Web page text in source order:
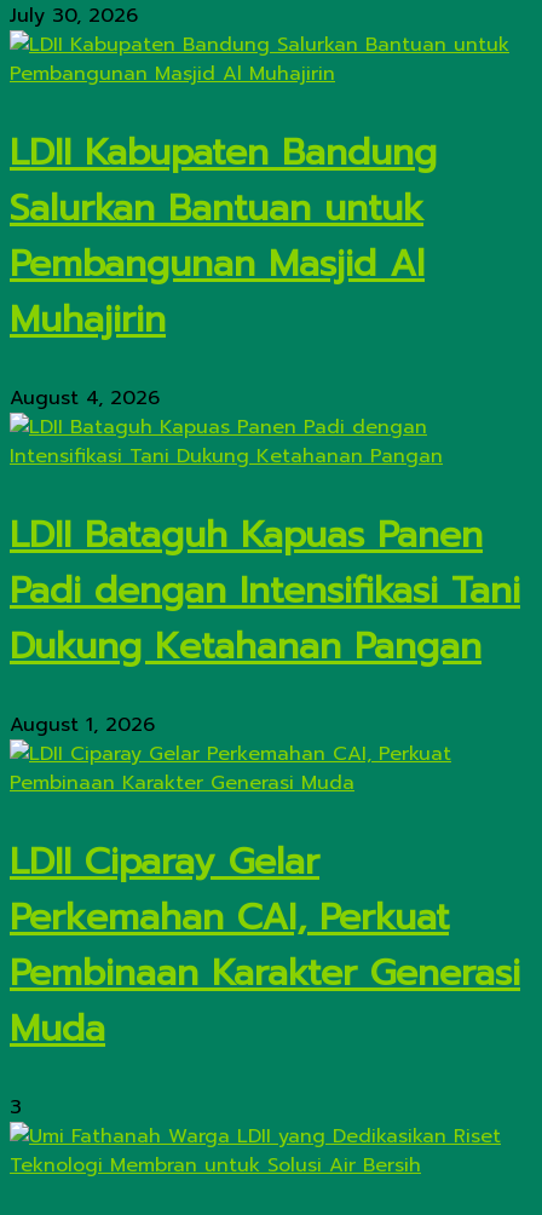
July 30, 2026
LDII Kabupaten Bandung
Salurkan Bantuan untuk
Pembangunan Masjid Al
Muhajirin
August 4, 2026
LDII Bataguh Kapuas Panen
Padi dengan Intensifikasi Tani
Dukung Ketahanan Pangan
August 1, 2026
LDII Ciparay Gelar
Perkemahan CAI, Perkuat
Pembinaan Karakter Generasi
Muda
3